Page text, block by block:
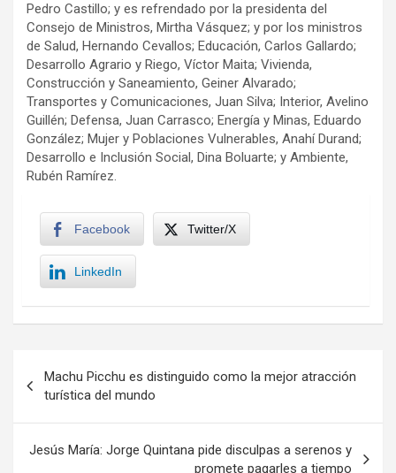
Pedro Castillo; y es refrendado por la presidenta del
Consejo de Ministros, Mirtha Vásquez; y por los ministros
de Salud, Hernando Cevallos; Educación, Carlos Gallardo;
Desarrollo Agrario y Riego, Víctor Maita; Vivienda,
Construcción y Saneamiento, Geiner Alvarado;
Transportes y Comunicaciones, Juan Silva; Interior, Avelino
Guillén; Defensa, Juan Carrasco; Energía y Minas, Eduardo
González; Mujer y Poblaciones Vulnerables, Anahí Durand;
Desarrollo e Inclusión Social, Dina Boluarte; y Ambiente,
Rubén Ramírez.
Facebook Twitter/X
LinkedIn
de
entradas
Machu Picchu es distinguido como la mejor atracción
turística del mundo
Jesús María: Jorge Quintana pide disculpas a serenos y
promete pagarles a tiempo